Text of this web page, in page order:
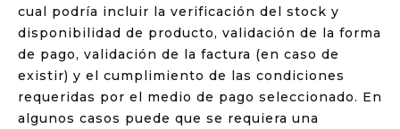
cual podría incluir la verificación del stock y
disponibilidad de producto, validación de la forma
de pago, validación de la factura (en caso de
existir) y el cumplimiento de las condiciones
requeridas por el medio de pago seleccionado. En
algunos casos puede que se requiera una